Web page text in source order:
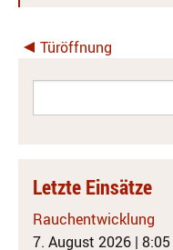
Türöffnung
Letzte Einsätze
Rauchentwicklung
7. August 2026 | 8:05